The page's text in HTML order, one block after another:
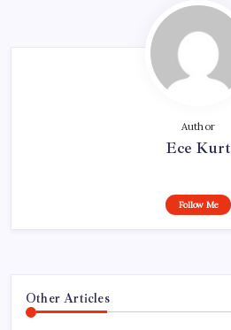
Author
Ece Kurt
Follow Me
Other Articles